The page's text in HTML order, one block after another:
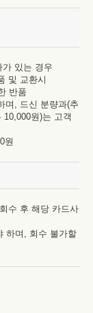
있는 경우
및 교환시
반품
며, 드신 분량과(추
원)는 고객
원
수 후 해당 카드사
하며, 회수 불가할